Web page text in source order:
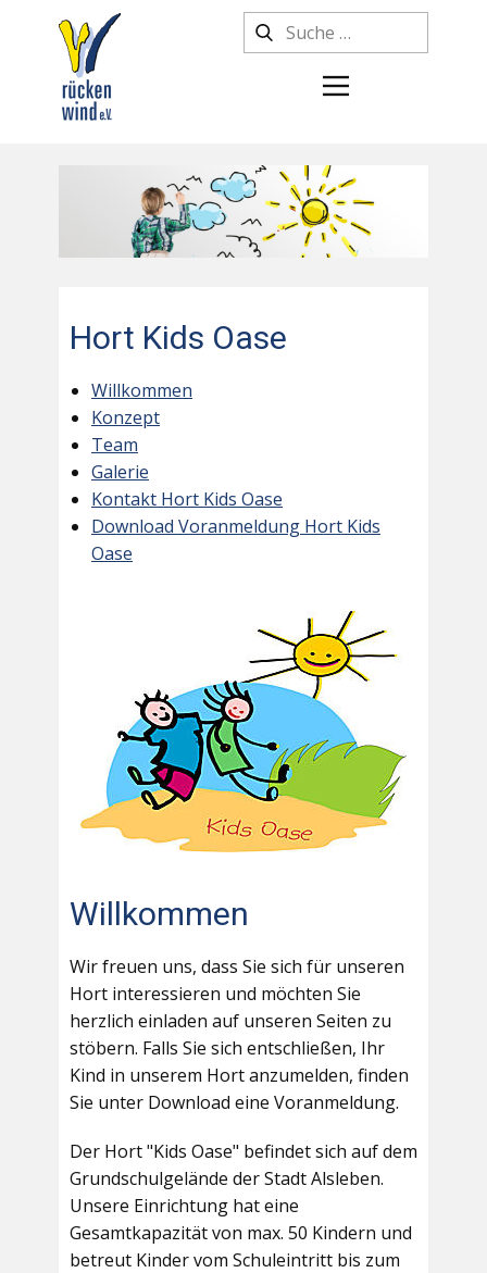
Hort Kids Oase
Willkommen
Konzept
Team
Galerie
Kontakt Hort Kids Oase
Download Voranmeldung Hort Kids
Oase
Willkommen
Wir freuen uns, dass Sie sich für unseren
Hort interessieren und möchten Sie
herzlich einladen auf unseren Seiten zu
stöbern. Falls Sie sich entschließen, Ihr
Kind in unserem Hort anzumelden, finden
Sie unter Download eine Voranmeldung.
Der Hort "Kids Oase" befindet sich auf dem
Grundschulgelände der Stadt Alsleben.
Unsere Einrichtung hat eine
Gesamtkapazität von max. 50 Kindern und
betreut Kinder vom Schuleintritt bis zum